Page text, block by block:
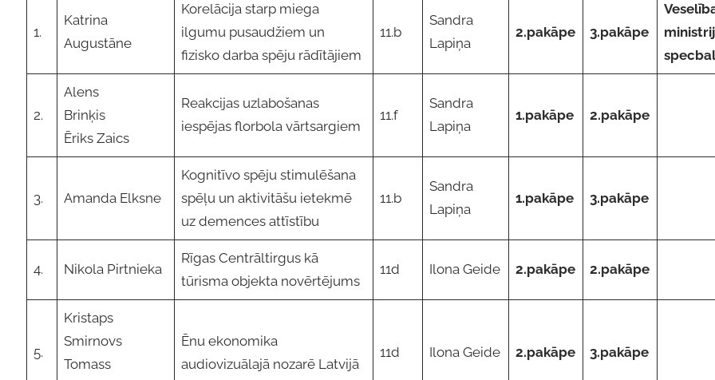
1.
Katrina
Augustāne
Korelācija starp miega
ilgumu pusaudžiem un
fizisko darba spēju rādītājiem
11.b
Sandra
Lapiņa
2.pakāpe 3.pakāpe
2.
Alens
Brinķis
Ēriks Zaics
Reakcijas uzlabošanas
iespējas florbola vārtsargiem
11.f
Sandra
Lapiņa
1.pakāpe 2.pakāpe
3. Amanda Elksne
Kognitīvo spēju stimulēšana
spēļu un aktivitāšu ietekmē
uz demences attīstību
11.b
Sandra
Lapiņa
1.pakāpe 3.pakāpe
4. Nikola Pirtnieka
Rīgas Centrāltirgus kā
tūrisma objekta novērtējums
11d Ilona Geide 2.pakāpe 2.pakāpe
5.
Kristaps
Smirnovs
Tomass
Ēnu ekonomika
audiovizuālajā nozarē Latvijā
11d Ilona Geide 2.pakāpe 3.pakāpe